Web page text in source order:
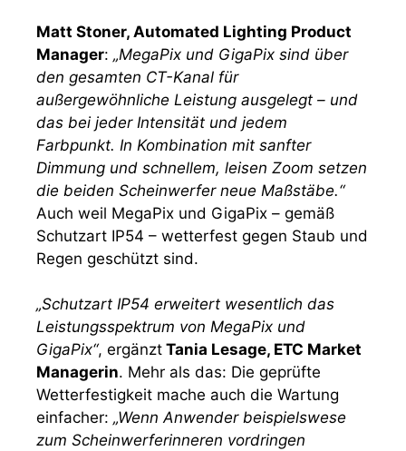
Matt Stoner, Automated Lighting Product
Manager: „MegaPix und GigaPix sind über
den gesamten CT-Kanal für
außergewöhnliche Leistung ausgelegt – und
das bei jeder Intensität und jedem
Farbpunkt. In Kombination mit sanfter
Dimmung und schnellem, leisen Zoom setzen
die beiden Scheinwerfer neue Maßstäbe.“
Auch weil MegaPix und GigaPix – gemäß
Schutzart IP54 – wetterfest gegen Staub und
Regen geschützt sind.
„Schutzart IP54 erweitert wesentlich das
Leistungsspektrum von MegaPix und
GigaPix“, ergänzt Tania Lesage, ETC Market
Managerin. Mehr als das: Die geprüfte
Wetterfestigkeit mache auch die Wartung
einfacher: „Wenn Anwender beispielswese
zum Scheinwerferinneren vordringen